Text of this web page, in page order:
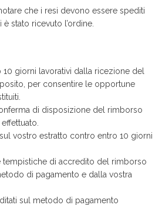
che i resi devono essere spediti
stato ricevuto l’ordine.
10 giorni lavorativi dalla ricezione del
per consentire le opportune
di disposizione del rimborso
vostro estratto contro entro 10 giorni
tempistiche di accredito del rimborso
di pagamento e dalla vostra
sul metodo di pagamento